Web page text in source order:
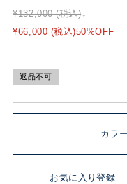
¥132,000 (税込)
¥66,000 (税込)50%OFF
返品不可
カラ
お気に入り登録